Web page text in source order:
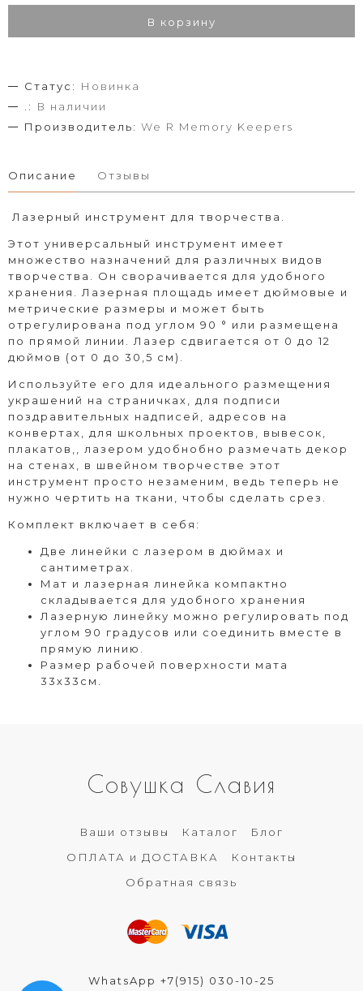
В корзину
Статус:
Новинка
.:
В наличии
Производитель: We R Memory Keepers
Описание Отзывы
Лазерный инструмент для творчества.
Этот универсальный инструмент имеет
множество назначений для различных видов
творчества. Он сворачивается для удобного
хранения. Лазерная площадь имеет дюймовые и
метрические размеры и может быть
отрегулирована под углом 90 ° или размещена
по прямой линии. Лазер сдвигается от 0 до 12
дюймов (от 0 до 30,5 см).
Используйте его для идеального размещения
украшений на страничках, для подписи
поздравительных надписей, адресов на
конвертах, для школьных проектов, вывесок,
плакатов,, лазером удобнобно размечать декор
на стенах, в швейном творчестве этот
инструмент просто незаменим, ведь теперь не
нужно чертить на ткани, чтобы сделать срез.
Комплект включает в себя:
Две линейки с лазером в дюймах и
сантиметрах.
Мат и лазерная линейка компактно
складывается для удобного хранения
Лазерную линейку можно регулировать под
углом 90 градусов или соединить вместе в
прямую линию.
Размер рабочей поверхности мата
33х33см.
Совушка Славия
Ваши отзывы Каталог
Блог
ОПЛАТА и ДОСТАВКА
Контакты
Обратная связь
WhatsApp +7(915) 030-10-25